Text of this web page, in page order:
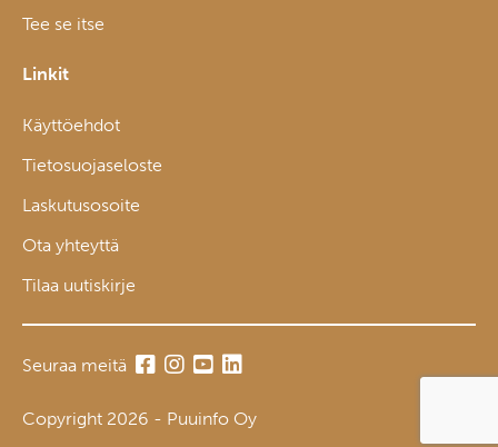
Tee se itse
Linkit
Käyttöehdot
Tietosuojaseloste
Laskutusosoite
Ota yhteyttä
Tilaa uutiskirje
Seuraa meitä
Copyright 2026 - Puuinfo Oy